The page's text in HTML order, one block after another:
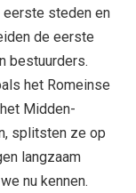
eerste steden en
de eerste
bestuurders.
het Romeinse
Midden-
splitsten ze op
langzaam
nu kennen.